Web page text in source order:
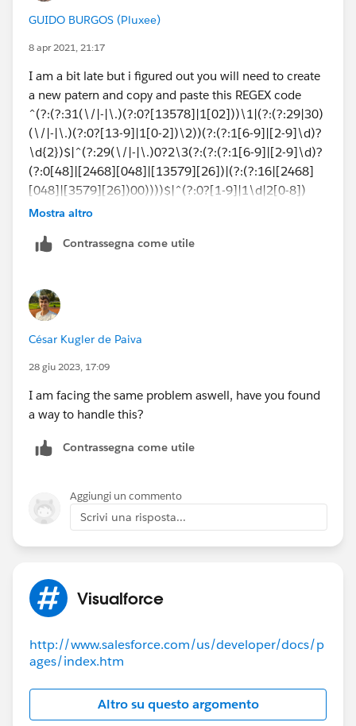
GUIDO BURGOS (Pluxee)
8 apr 2021, 21:17
I am a bit late but i figured out you will need to create
a new patern and copy and paste this REGEX code
^(?:(?:31(\/|-|\.)(?:0?[13578]|1[02]))\1|(?:(?:29|30)
(\/|-|\.)(?:0?[13-9]|1[0-2])\2))(?:(?:1[6-9]|[2-9]\d)?
\d{2})$|^(?:29(\/|-|\.)0?2\3(?:(?:(?:1[6-9]|[2-9]\d)?
(?:0[48]|[2468][048]|[13579][26])|(?:(?:16|[2468]
[048]|[3579][26])00))))$|^(?:0?[1-9]|1\d|2[0-8])
(\/|-|\.)(?:(?:0?[1-9])|(?:1[0-2]))\4(?:(?:1[6-9]|[2-
This wil check the months that have 31 days, and also
Mostra altro
Contrassegna come utile
César Kugler de Paiva
28 giu 2023, 17:09
I am facing the same problem aswell, have you found
a way to handle this?
Contrassegna come utile
Aggiungi un commento
Scrivi una risposta...
Visualforce
http://www.salesforce.com/us/developer/docs/p
ages/index.htm
Altro su questo argomento